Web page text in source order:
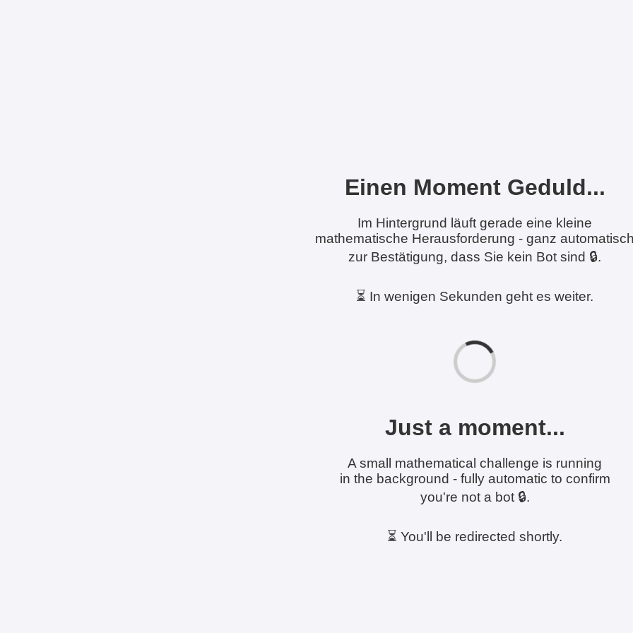
Einen Moment Geduld...
Im Hintergrund läuft gerade eine kleine
mathematische Herausforderung - ganz
zur Bestätigung, dass Sie kein Bot sind 🔒.
⏳ In wenigen Sekunden geht es weiter.
Just a moment...
A small mathematical challenge is running
in the background - fully automatic to confirm
you're not a bot 🔒.
⏳ You'll be redirected shortly.